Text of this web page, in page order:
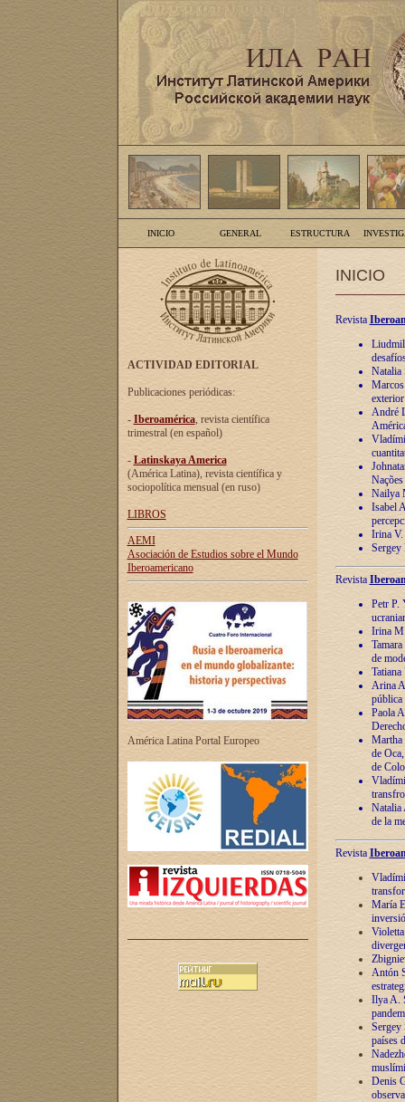
INICIO GENERAL ESTRUCTURA
ACTIVIDAD EDITORIAL
Publicaciones periódicas:
- Iberoamérica, revista científica
trimestral (en español)
- Latinskaya America
(América Latina), revista científica y
sociopolítica mensual (en ruso)
LIBROS
AEMI
Asociación de Estudios sobre el Mundo
Iberoamericano
América Latina Portal Europeo
INICIO
Revista
Natalia
André
Nailya
Isabel
Irina V.
Sergey
Revista
Petr P.
Irina
de
Arina
pública
Paola
Martha
de
de
Natalia
de la
Revista
María
Antón
Ilya A.
Sergey
países
Denis